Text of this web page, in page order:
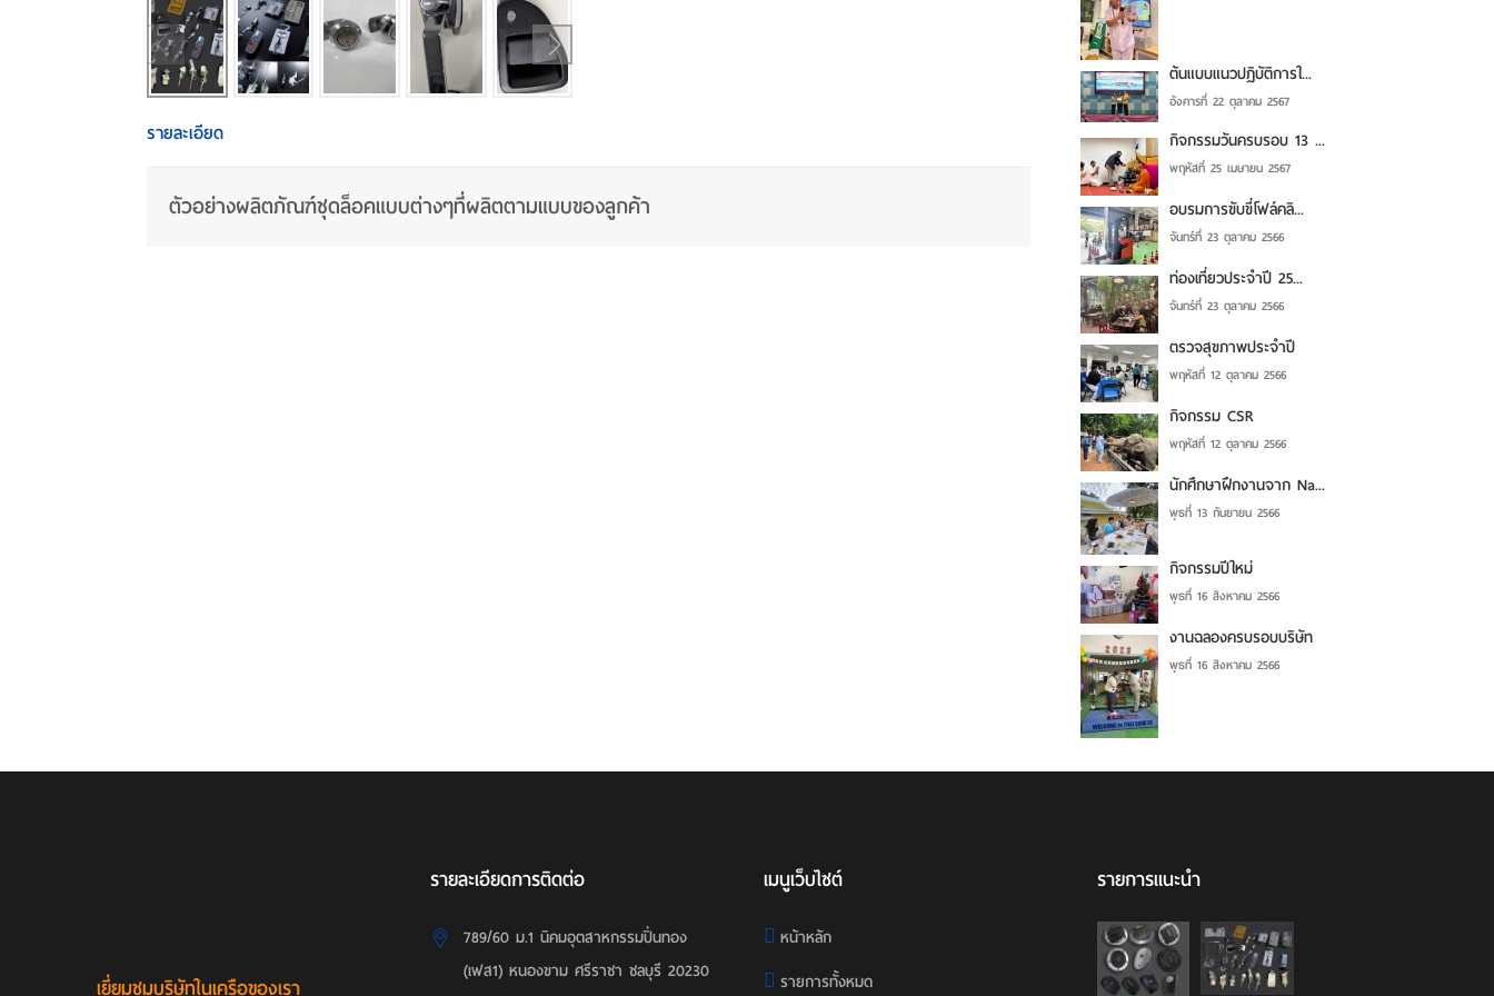
รายละเอียด
ตัวอย่างผลิตภัณฑ์ชุดล็อคแบบต่างๆที่ผลิตตามแบบของลูกค้า
ต้นแบบแนวปฏิบัติการใ...
อังคารที่ 22 ตุลาคม 2567
กิจกรรมวันครบรอบ 13 ...
พฤหัสที่ 25 เมษายน 2567
อบรมการขับขี่โฟล์คลิ...
จันทร์ที่ 23 ตุลาคม 2566
ท่องเที่ยวประจำปี 25...
จันทร์ที่ 23 ตุลาคม 2566
ตรวจสุขภาพประจำปี
พฤหัสที่ 12 ตุลาคม 2566
กิจกรรม CSR
พฤหัสที่ 12 ตุลาคม 2566
นักศึกษาฝึกงานจาก Na...
พุธที่ 13 กันยายน 2566
กิจกรรมปีใหม่
พุธที่ 16 สิงหาคม 2566
งานฉลองครบรอบบริษัท
พุธที่ 16 สิงหาคม 2566
เยี่ยมชมบริษัทในเครือของเรา
รายละเอียดการติดต่อ
789/60 ม.1 นิคมอุตสาหกรรมปิ่นทอง
(เฟส1) หนองขาม ศรีราชา ชลบุรี 20230
เมนูเว็บไซต์
หน้าหลัก
รายการทั้งหมด
รายการแนะนำ